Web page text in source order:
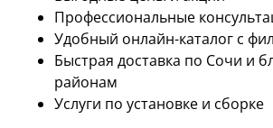
Профессиональные
Удобный онлайн-каталог с
Быстрая доставка по Сочи и
районам
Услуги по установке и сборке